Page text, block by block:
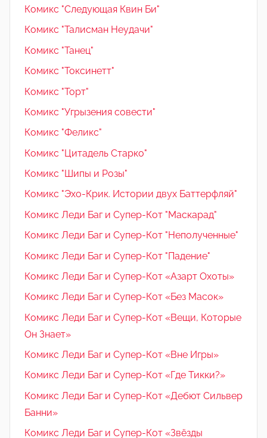
Комикс "Следующая Квин Би"
Комикс "Талисман Неудачи"
Комикс "Танец"
Комикс "Токсинетт"
Комикс "Торт"
Комикс "Угрызения совести"
Комикс "Феликс"
Комикс "Цитадель Старко"
Комикс "Шипы и Розы"
Комикс "Эхо-Крик. Истории двух Баттерфляй"
Комикс Леди Баг и Супер-Кот "Маскарад"
Комикс Леди Баг и Супер-Кот "Неполученные"
Комикс Леди Баг и Супер-Кот "Падение"
Комикс Леди Баг и Супер-Кот «Азарт Охоты»
Комикс Леди Баг и Супер-Кот «Без Масок»
Комикс Леди Баг и Супер-Кот «Вещи, Которые
Он Знает»
Комикс Леди Баг и Супер-Кот «Вне Игры»
Комикс Леди Баг и Супер-Кот «Где Тикки?»
Комикс Леди Баг и Супер-Кот «Дебют Сильвер
Банни»
Комикс Леди Баг и Супер-Кот «Звёзды